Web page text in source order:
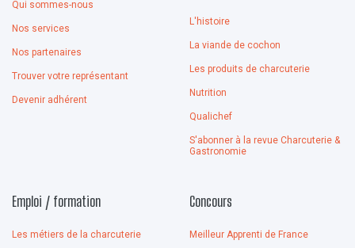
Qui sommes-nous
Nos services
Nos partenaires
Trouver votre représentant
Devenir adhérent
L'histoire
La viande de cochon
Les produits de charcuterie
Nutrition
Qualichef
S'abonner à la revue Charcuterie &
Gastronomie
Emploi / formation
Les métiers de la charcuterie
Concours
Meilleur Apprenti de France